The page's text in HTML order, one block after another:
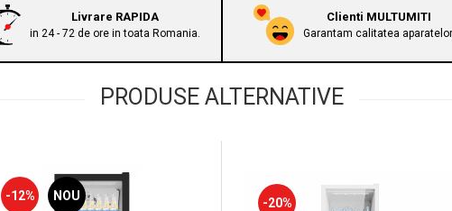
Livrare RAPIDA
in 24 - 72 de ore in toata Romania.
Clienti MULTUMITI
Garantam calitatea
PRODUSE ALTERNATIVE
-12% NOU -20%